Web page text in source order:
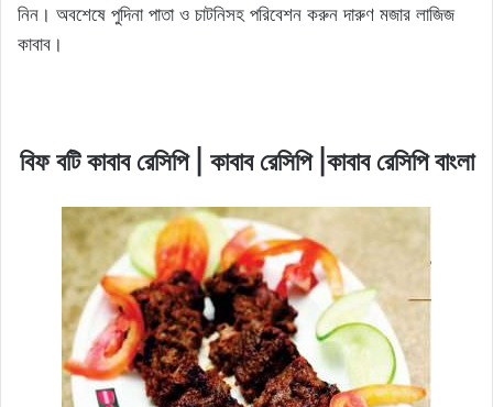
নিন। অবশেষে পুদিনা পাতা ও চাটনিসহ পরিবেশন করুন দারুণ মজার লাজিজ
কাবাব।
বিফ বটি কাবাব রেসিপি | কাবাব রেসিপি |কাবাব রেসিপি বাংলা